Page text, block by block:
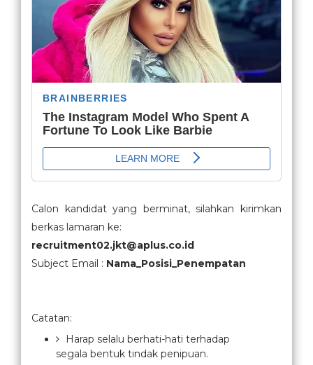
Calon kandidat yang berminat, silahkan kirimkan
berkas lamaran ke:
recruitment02.jkt@aplus.co.id
Subject Email : Nama_Posisi_Penempatan
Catatan:
Harap selalu berhati-hati terhadap
segala bentuk tindak penipuan.